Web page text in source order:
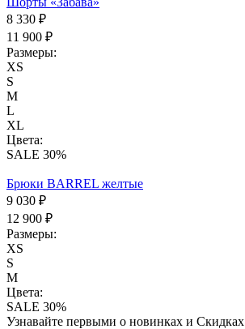
8 330 ₽
11 900 ₽
Размеры:
XS
S
M
L
XL
Цвета:
SALE 30%
Брюки BARREL желтые
9 030 ₽
12 900 ₽
Размеры:
XS
S
M
Цвета:
SALE 30%
Узнавайте первыми о новинках и Скидках